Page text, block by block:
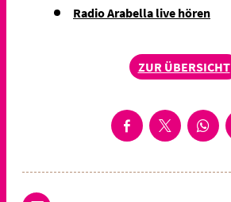
Radio Arabella live hören
ZUR ÜBERSICHT